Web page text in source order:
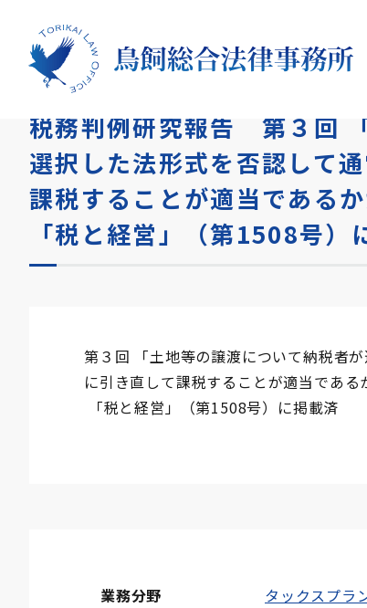
HOME
税務判例研究報告 第３回
選択した法形式を否認して
課税することが適当である
「税と経営」（第1508号）
第３回 「土地等の譲渡について納税者
に引き直して課税することが適当であ
「税と経営」（第1508号）に掲載済
業務分野 タックスプラ